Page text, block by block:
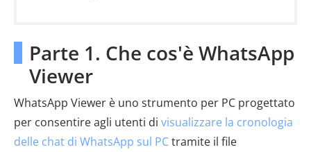
Parte 1. Che cos'è WhatsApp
Viewer
WhatsApp Viewer è uno strumento per PC progettato
per consentire agli utenti di visualizzare la cronologia
delle chat di WhatsApp sul PCtramite il file